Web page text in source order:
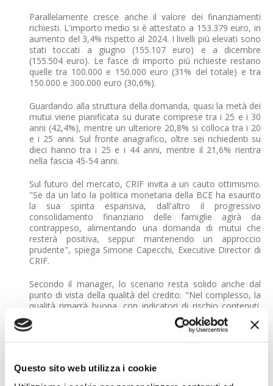
Questo sito web utilizza i cookie
Parallelamente cresce anche il valore dei finanziamenti
richiesti. L'importo medio si è attestato a 153.379 euro, in
aumento del 3,4% rispetto al 2024. I livelli più elevati sono
stati toccati a giugno (155.107 euro) e a dicembre
(155.504 euro). Le fasce di importo più richieste restano
quelle tra 100.000 e 150.000 euro (31% del totale) e tra
150.000 e 300.000 euro (30,6%).
Guardando alla struttura della domanda, quasi la metà dei
mutui viene pianificata su durate comprese tra i 25 e i 30
anni (42,4%), mentre un ulteriore 20,8% si colloca tra i 20
e i 25 anni. Sul fronte anagrafico, oltre sei richiedenti su
dieci hanno tra i 25 e i 44 anni, mentre il 21,6% rientra
nella fascia 45-54 anni.
Sul futuro del mercato, CRIF invita a un cauto ottimismo.
"Se da un lato la politica monetaria della BCE ha esaurito
la sua spinta espansiva, dall'altro il progressivo
consolidamento finanziario delle famiglie agirà da
contrappeso, alimentando una domanda di mutui che
resterà positiva, seppur mantenendo un approccio
prudente", spiega Simone Capecchi, Executive Director di
CRIF.
Secondo il manager, lo scenario resta solido anche dal
punto di vista della qualità del credito: "Nel complesso, la
qualità rimarrà buona, con indicatori di rischio contenuti.
La resilienza del sistema creditizio si conferma un pilastro
fondamentale per la tenuta del sistema Paese, capace di
Nel complesso, il 2025 sembra quindi segnare un
passaggio chiave per il credito immobiliare: non un ritorno